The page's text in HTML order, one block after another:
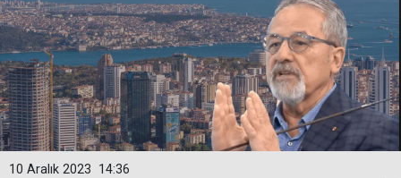
14:36
10 Aralık 2023